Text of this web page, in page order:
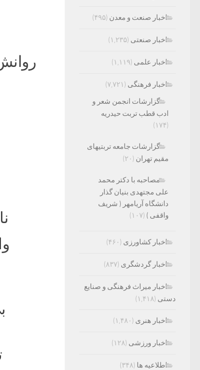
اخبار صنعت و معدن (۴۹۵)
اخبار صنعتی (۱,۲۳۵)
اخبار علمی (۱,۱۱۹)
اخبار فرهنگی (۷,۷۲۱)
گزارشات انجمن شعر و
ادب قطب تربت حیدریه
(۱۷۴)
گزارشات جامعه تربتیهای
مقیم تهران (۲۰)
مصاحبه با دکتر محمد
علی مجتهدی بنیان گذار
دانشگاه آریامهر ( شریف
واقفی ) (۱۰۷)
اخبار کشاورزی (۴۶۰)
اخبار گردشگری (۸۳۷)
اخبار میراث فرهنگی و صنایع
دستی (۱,۴۱۸)
اخبار هنری (۱,۴۸۰)
اخبار ورزشی (۱۲۸)
اطلاعیه ها (۳۴۸)